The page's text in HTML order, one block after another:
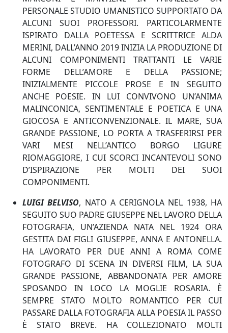
PERSONALE STUDIO UMANISTICO SUPPORTATO DA
ALCUNI SUOI PROFESSORI. PARTICOLARMENTE
ISPIRATO DALLA POETESSA E SCRITTRICE ALDA
MERINI, DALL’ANNO 2019 INIZIA LA PRODUZIONE DI
ALCUNI COMPONIMENTI TRATTANTI LE VARIE
FORME DELL’AMORE E DELLA PASSIONE;
INIZIALMENTE PICCOLE PROSE E IN SEGUITO
ANCHE POESIE. IN LUI CONVIVONO UN’ANIMA
MALINCONICA, SENTIMENTALE E POETICA E UNA
GIOCOSA E ANTICONVENZIONALE. IL MARE, SUA
GRANDE PASSIONE, LO PORTA A TRASFERIRSI PER
VARI MESI NELL’ANTICO BORGO LIGURE
RIOMAGGIORE, I CUI SCORCI INCANTEVOLI SONO
D’ISPIRAZIONE PER MOLTI DEI SUOI
COMPONIMENTI.
LUIGI BELVISO, NATO A CERIGNOLA NEL 1938, HA
SEGUITO SUO PADRE GIUSEPPE NEL LAVORO DELLA
FOTOGRAFIA, UN’AZIENDA NATA NEL 1924 ORA
GESTITA DAI FIGLI GIUSEPPE, ANNA E ANTONELLA.
HA LAVORATO PER DUE ANNI A ROMA COME
FOTOGRAFO DI SCENA IN DIVERSI FILM, LA SUA
GRANDE PASSIONE, ABBANDONATA PER AMORE
SPOSANDO IN LOCO LA MOGLIE ROSARIA. È
SEMPRE STATO MOLTO ROMANTICO PER CUI
PASSARE DALLA FOTOGRAFIA ALLA POESIA IL PASSO
È STATO BREVE. HA COLLEZIONATO MOLTI